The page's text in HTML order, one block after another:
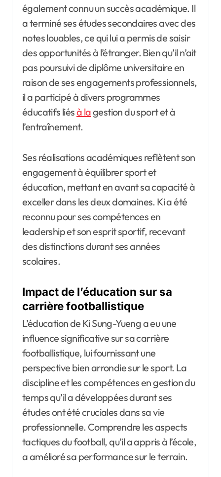
également connu un succès académique. Il
a terminé ses études secondaires avec des
notes louables, ce qui lui a permis de saisir
des opportunités à l’étranger. Bien qu’il n’ait
pas poursuivi de diplôme universitaire en
raison de ses engagements professionnels,
il a participé à divers programmes
éducatifs liésà lagestion du sport et à
l’entraînement.
Ses réalisations académiques reflètent son
engagement à équilibrer sport et
éducation, mettant en avant sa capacité à
exceller dans les deux domaines. Ki a été
reconnu pour ses compétences en
leadership et son esprit sportif, recevant
des distinctions durant ses années
scolaires.
Impact de l’éducation sur sa
carrière footballistique
L’éducation de Ki Sung-Yueng a eu une
influence significative sur sa carrière
footballistique, lui fournissant une
perspective bien arrondie sur le sport. La
discipline et les compétences en gestion du
temps qu’il a développées durant ses
études ont été cruciales dans sa vie
professionnelle. Comprendre les aspects
tactiques du football, qu’il a appris à l’école,
a amélioré sa performance sur le terrain.